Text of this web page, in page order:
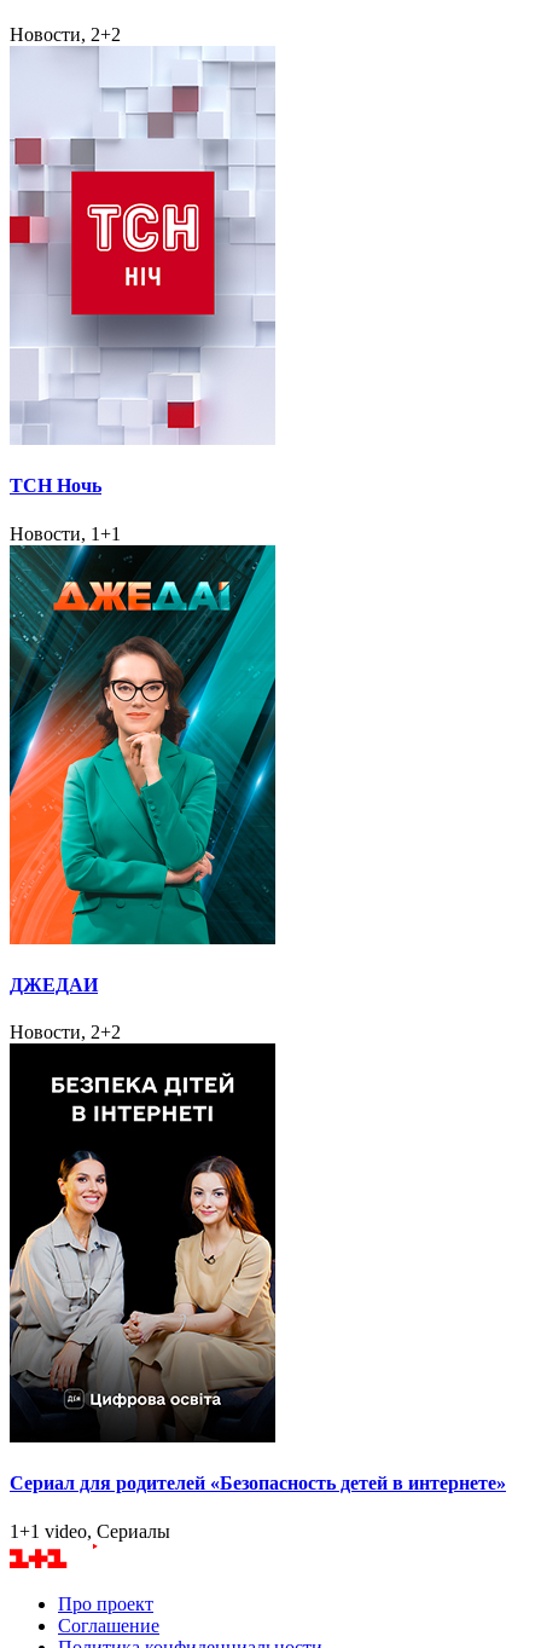
Новости, 2+2
ТСН Ночь
Новости, 1+1
ДЖЕДАИ
Новости, 2+2
Сериал для родителей «Безопасность детей в интернете»
1+1 video, Сериалы
Про проект
Соглашение